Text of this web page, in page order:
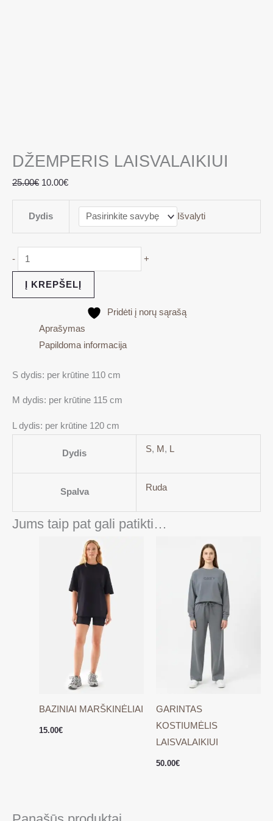
DŽEMPERIS LAISVALAIKIUI
25.00€ 10.00€
Dydis Išvalyti
- +
Į KREPŠELĮ
Pridėti į norų sąrašą
Aprašymas
Papildoma informacija
S dydis: per krūtine 110 cm
M dydis: per krūtine 115 cm
L dydis: per krūtine 120 cm
Dydis S, M , L
Spalva Ruda
Jums taip pat gali patikti…
BAZINIAI MARŠKINĖLIAI
15.00€
GARINTAS
KOSTIUMĖLIS
LAISVALAIKIUI
50.00€